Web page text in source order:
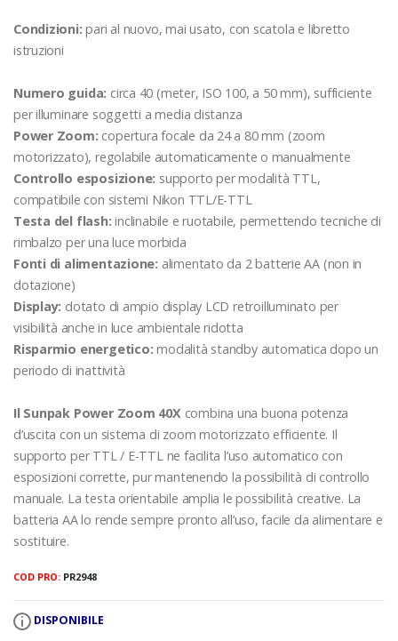
Condizioni: pari al nuovo, mai usato, con scatola e libretto
istruzioni
Numero guida: circa 40 (meter, ISO 100, a 50 mm), sufficiente
per illuminare soggetti a media distanza
Power Zoom: copertura focale da 24 a 80 mm (zoom
motorizzato), regolabile automaticamente o manualmente
Controllo esposizione: supporto per modalità TTL,
compatibile con sistemi Nikon TTL/E-TTL
Testa del flash: inclinabile e ruotabile, permettendo tecniche di
rimbalzo per una luce morbida
Fonti di alimentazione: alimentato da 2 batterie AA (non in
dotazione)
Display: dotato di ampio display LCD retroilluminato per
visibilità anche in luce ambientale ridotta
Risparmio energetico: modalità standby automatica dopo un
periodo di inattività
Il Sunpak Power Zoom 40X combina una buona potenza
d’uscita con un sistema di zoom motorizzato efficiente. Il
supporto per TTL / E-TTL ne facilita l’uso automatico con
esposizioni corrette, pur mantenendo la possibilità di controllo
manuale. La testa orientabile amplia le possibilità creative. La
batteria AA lo rende sempre pronto all’uso, facile da alimentare e
sostituire.
COD PRO: PR2948
DISPONIBILE